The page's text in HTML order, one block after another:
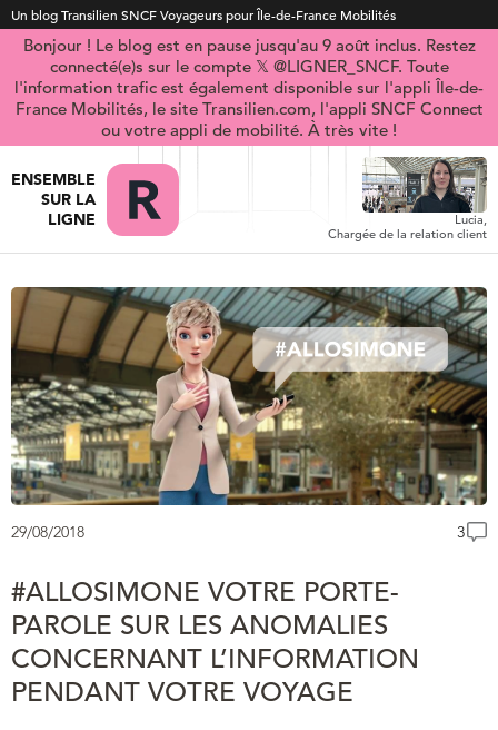
Un blog Transilien SNCF Voyageurs pour Île-de-France Mobilités
Bonjour ! Le blog est en pause jusqu'au 9 août inclus. Restez
connecté(e)s sur le compte 𝕏 @LIGNER_SNCF. Toute
l'information trafic est également disponible sur l'appli Île-de-
France Mobilités, le site Transilien.com, l'appli SNCF Connect
ou votre appli de mobilité. À très vite !
ENSEMBLE
SUR LA
LIGNE
Lucia,
Chargée de la relation client
29/08/2018 3
#ALLOSIMONE VOTRE PORTE-
PAROLE SUR LES ANOMALIES
CONCERNANT L’INFORMATION
PENDANT VOTRE VOYAGE